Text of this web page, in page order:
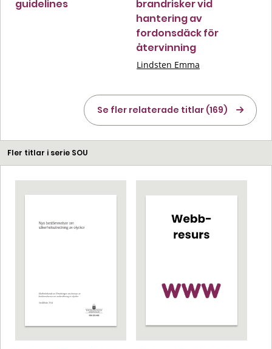
guidelines
brandrisker vid
hantering av
fordonsdäck för
återvinning
Lindsten Emma
Se fler relaterade titlar (169)
Fler titlar i serie SOU